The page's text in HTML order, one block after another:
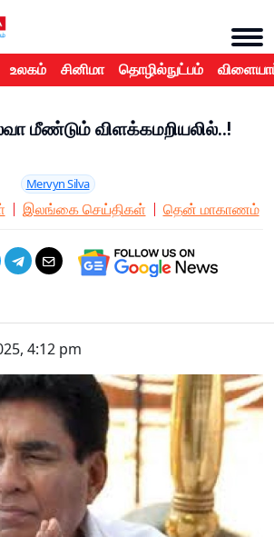
உலகம் சினிமா தொழில்நுட்பம்
மீண்டும் விளக்கமறியலில்..!
Mervyn Silva
இலங்கை செய்திகள் தென் மாகாணம்
4:12 pm